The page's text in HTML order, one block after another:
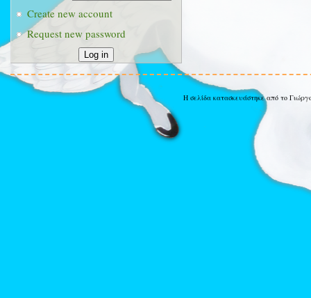
Create new account
Request new password
Η σελίδα κατασκευάστηκε από το